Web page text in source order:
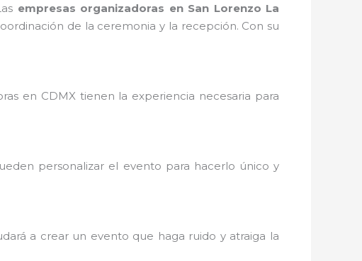
empresas organizadoras en San Lorenzo La
de la ceremonia y la recepción. Con su
en CDMX tienen la experiencia necesaria para
personalizar el evento para hacerlo único y
a crear un evento que haga ruido y atraiga la